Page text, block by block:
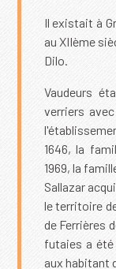
Il existait à
au XIIème
Dilo.
Vaudeurs
verriers
1646, la
1969, la
Sallazar
le territoire
de Ferrières
futaies a été
aux habitant